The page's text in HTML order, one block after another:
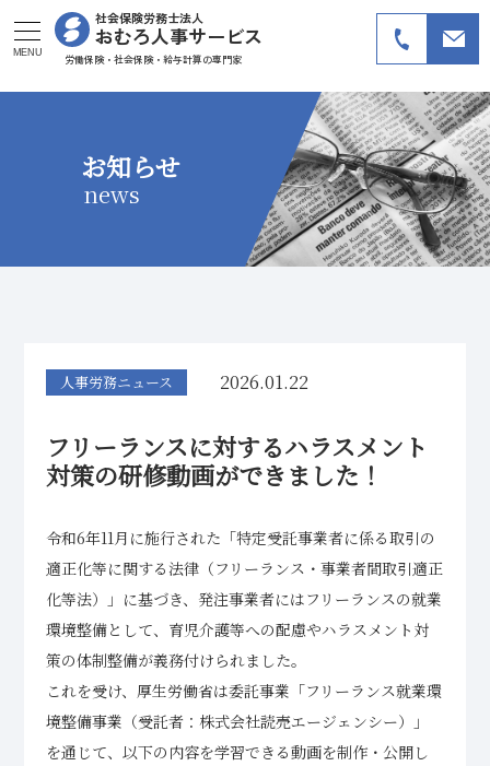
MENU
社会保険労務士法人
おむろ人事サービス
労働保険・社会保険・給与計算の専門家
お知らせ
news
人事労務ニュース 2026.01.22
フリーランスに対するハラスメント
対策の研修動画ができました！
令和6年11月に施行された「特定受託事業者に係る取引の
適正化等に関する法律（フリーランス・事業者間取引適正
化等法）」に基づき、発注事業者にはフリーランスの就業
環境整備として、育児介護等への配慮やハラスメント対
策の体制整備が義務付けられました。
これを受け、厚生労働省は委託事業「フリーランス就業環
境整備事業（受託者：株式会社読売エージェンシー）」
を通じて、以下の内容を学習できる動画を制作・公開し